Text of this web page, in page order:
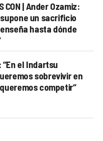
CON | Ander Ozamiz:
un sacrificio
hasta dónde
el Indartsu
sobrevivir en
competir”